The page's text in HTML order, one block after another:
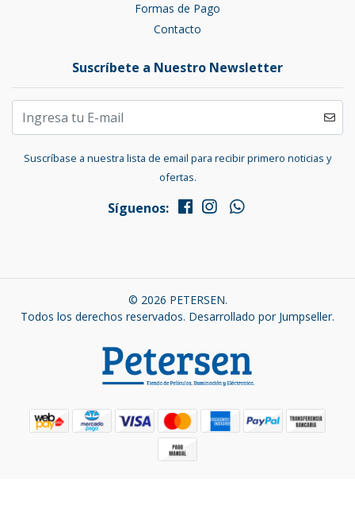
Formas de Pago
Contacto
Suscríbete a Nuestro Newsletter
Suscríbase a nuestra lista de email para recibir primero noticias y
ofertas.
Síguenos:
© 2026 PETERSEN.
Todos los derechos reservados. Desarrollado por Jumpseller.